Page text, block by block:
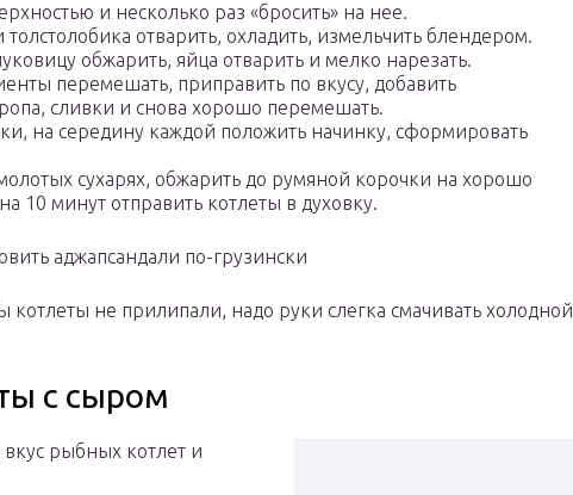
и несколько раз «бросить» на нее.
толстолобика отварить, охладить, измельчить блендером.
обжарить, яйца отварить и мелко нарезать.
перемешать, приправить по вкусу, добавить
сливки и снова хорошо перемешать.
на середину каждой положить начинку, сформировать
сухарях, обжарить до румяной корочки на хорошо
10 минут отправить котлеты в духовку.
аджапсандали по-грузински
котлеты не прилипали, надо руки слегка смачивать холодной
с сыром
рыбных котлет и